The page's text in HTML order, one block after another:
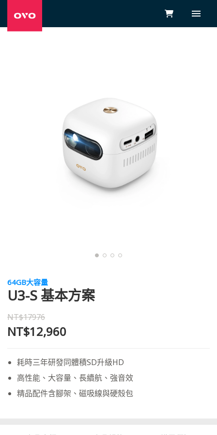
64GB大容量
U3-S 基本方案
NT$17976
NT$12,960
耗時三年研發同體積SD升級HD
高性能、大容量、長續航、強音效
精品配件含腳架、磁吸線與硬殼包